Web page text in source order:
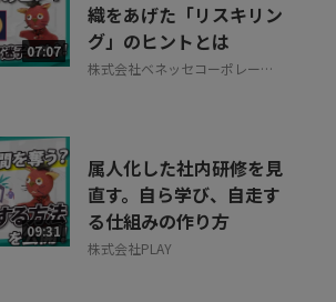
30秒でお申し込み可能
相談を希望する 無料
07:07
織をあげた「リスキリン
グ」のヒントとは
株式会社ベネッセコーポレーシ
09:31
属人化した社内研修を見
直す。自ら学び、自走す
る仕組みの作り方
株式会社PLAY